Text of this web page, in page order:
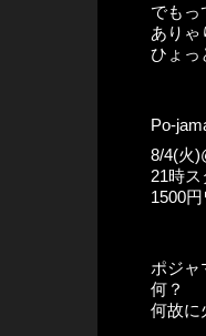
でもっ
ありゃ
ひょっ
Po-
8/4(火
21時ス
1500
ポジャ
何？
何故に